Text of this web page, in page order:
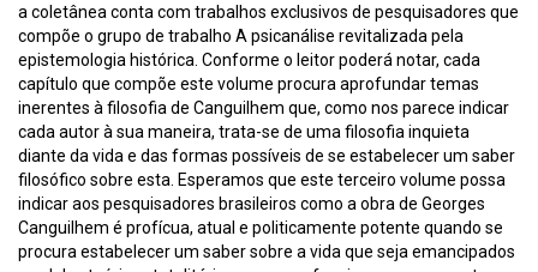
a coletânea conta com trabalhos exclusivos de pesquisadores que
compõe o grupo de trabalho A psicanálise revitalizada pela
epistemologia histórica. Conforme o leitor poderá notar, cada
capítulo que compõe este volume procura aprofundar temas
inerentes à filosofia de Canguilhem que, como nos parece indicar
cada autor à sua maneira, trata-se de uma filosofia inquieta
diante da vida e das formas possíveis de se estabelecer um saber
filosófico sobre esta. Esperamos que este terceiro volume possa
indicar aos pesquisadores brasileiros como a obra de Georges
Canguilhem é profícua, atual e politicamente potente quando se
procura estabelecer um saber sobre a vida que seja emancipados